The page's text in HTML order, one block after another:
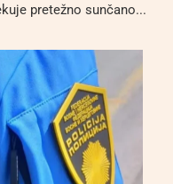
pretežno sunčano...